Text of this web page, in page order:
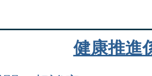
健康推進